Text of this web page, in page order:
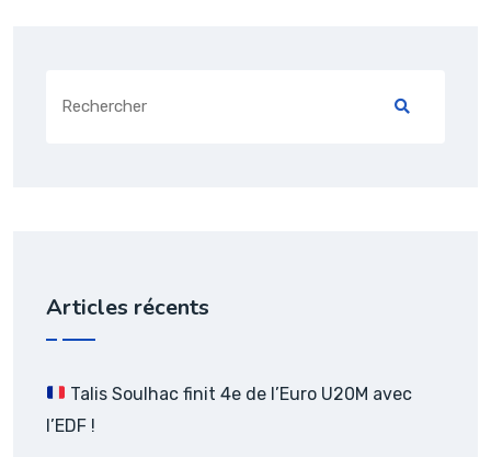
for:
Articles récents
Talis Soulhac finit 4e de l’Euro U20M avec
l’EDF !